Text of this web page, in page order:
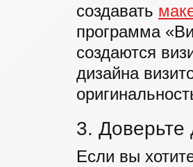
создавать
программа
создаются
дизайна
3.
Если вы